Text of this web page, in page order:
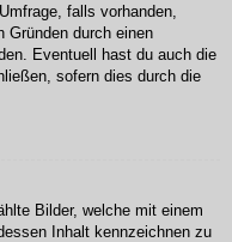
falls vorhanden,
Gründen durch einen
Eventuell hast du auch die
sofern dies durch die
Bilder, welche mit einem
Inhalt kennzeichnen zu